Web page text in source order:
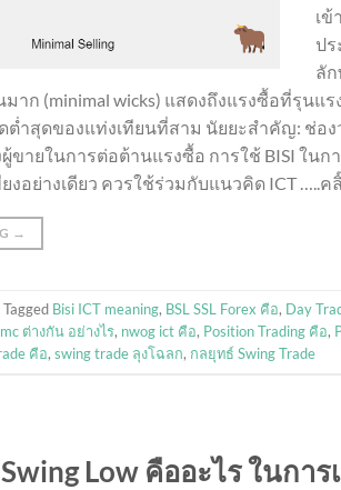
เข้
ปร
ลั
มาก (minimal wicks) แสดงถึงแรงซื้อที่รุนแ
ต่ำสุดของแท่งเทียนที่สาม นัยยะสำคัญ: ช่อ
ายในการต่อต้านแรงซื้อ การใช้ BISI ในก
งอย่างเดียว ควรใช้ร่วมกับแนวคิด ICT …..ค
→
Tagged Bisi ICT meaning, BSL SSL Forex คือ, Day
ต่างกัน อย่างไร, nwog ict คือ, Position Trading คือ,
คือ, swing trade ลุงโฉลก, กลยุทธ์ Swing Trade
Low คืออะไร ในกา